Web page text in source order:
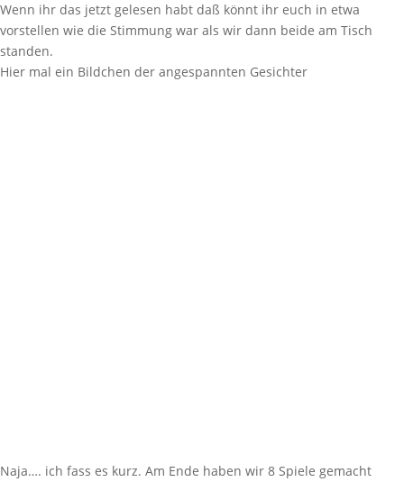
Wenn ihr das jetzt gelesen habt daß könnt ihr euch in etwa
vorstellen wie die Stimmung war als wir dann beide am Tisch
standen.
Hier mal ein Bildchen der angespannten Gesichter
Naja…. ich fass es kurz. Am Ende haben wir 8 Spiele gemacht